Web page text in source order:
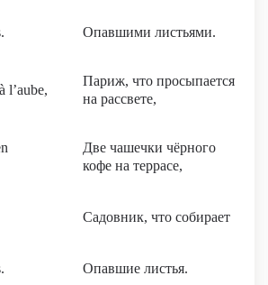
Опавшими листьями.
l’aube,
Париж, что просыпается
на рассвете,
Две чашечки чёрного
кофе на террасе,
Садовник, что собирает
Опавшие листья.